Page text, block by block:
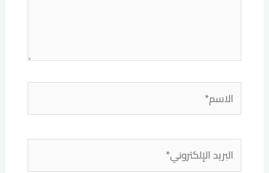
الاسم*
البريد
الإلكتروني*